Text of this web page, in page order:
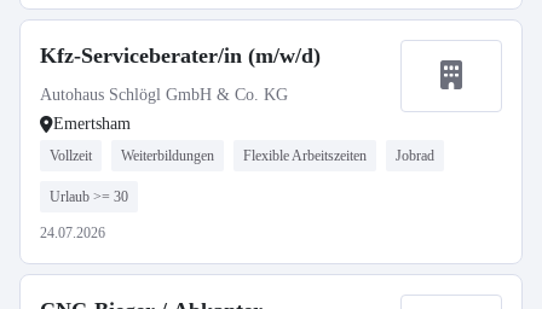
Kfz-Serviceberater/in (m/w/d)
Autohaus Schlögl GmbH & Co. KG
Emertsham
Vollzeit Weiterbildungen Flexible Arbeitszeiten Jobrad
Urlaub >= 30
24.07.2026